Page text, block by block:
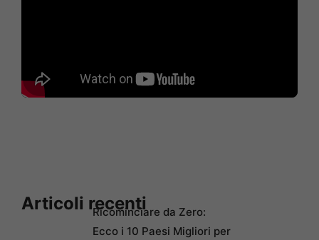
Articoli recentiRicominciare da Zero:
Ecco i 10 Paesi Migliori per